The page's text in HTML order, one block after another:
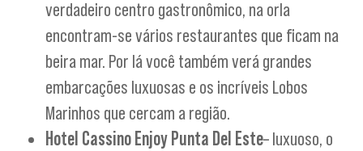
verdadeiro centro gastronômico, na orla
encontram-se vários restaurantes que ficam na
beira mar. Por lá você também verá grandes
embarcações luxuosas e os incríveis Lobos
Marinhos que cercam a região.
Hotel Cassino Enjoy Punta Del Este– luxuoso, o